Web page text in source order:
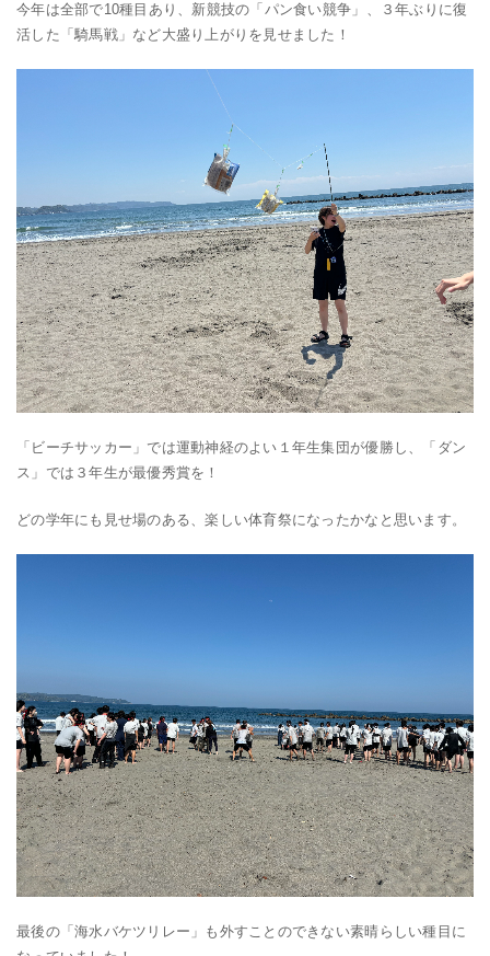
今年は全部で10種目あり、新競技の「パン食い競争」、３年ぶりに復
活した「騎馬戦」など大盛り上がりを見せました！
「ビーチサッカー」では運動神経のよい１年生集団が優勝し、「ダン
ス」では３年生が最優秀賞を！
どの学年にも見せ場のある、楽しい体育祭になったかなと思います。
最後の「海水バケツリレー」も外すことのできない素晴らしい種目に